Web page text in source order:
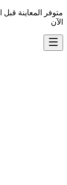
متوفر المعاينة
الآن